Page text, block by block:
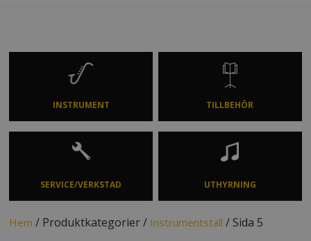
INSTRUMENT TILLBEHÖR
SERVICE/VERKSTAD UTHYRNING
Hem / Produktkategorier / Instrumentställ / Sida 5